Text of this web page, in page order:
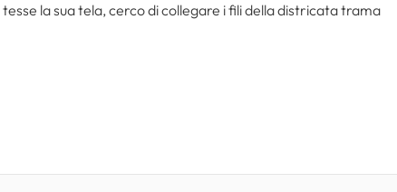
la sua tela, cerco di collegare i fili della districata trama